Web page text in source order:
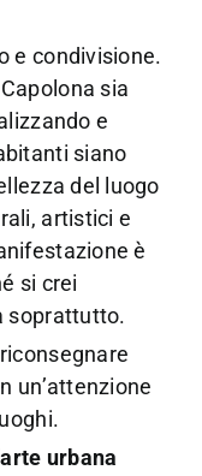
e condivisione.
sia
e
siano
del luogo
artistici e
è
si crei
soprattutto.
un’attenzione
urbana